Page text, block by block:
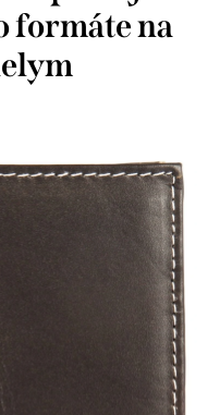
formáte na